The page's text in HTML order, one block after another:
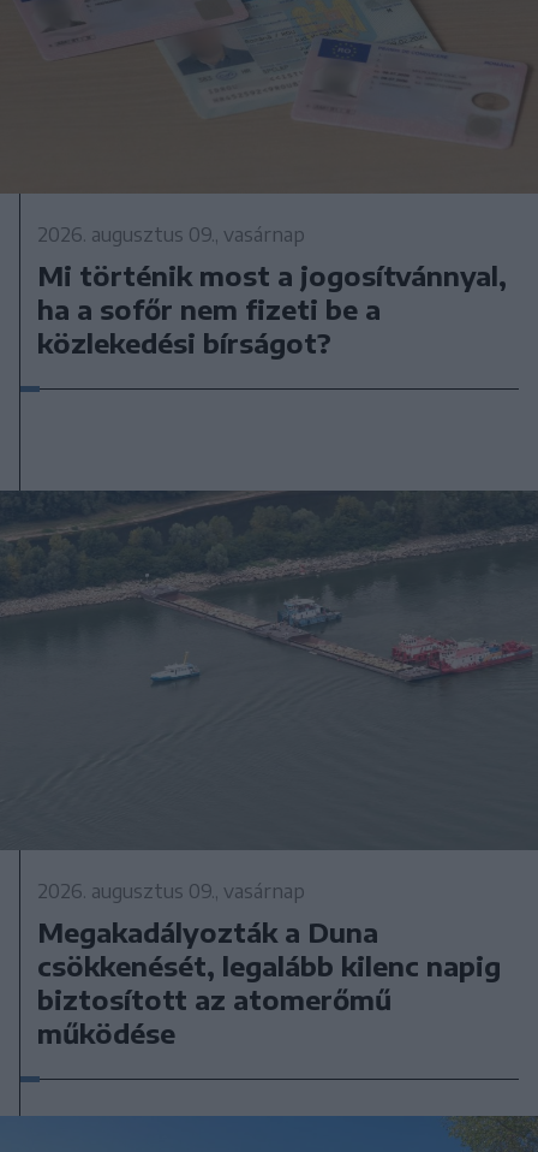
2026. augusztus 09., vasárnap
Mi történik most a jogosítvánnyal,
ha a sofőr nem fizeti be a
közlekedési bírságot?
2026. augusztus 09., vasárnap
Megakadályozták a Duna
csökkenését, legalább kilenc napig
biztosított az atomerőmű
működése